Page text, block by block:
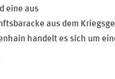
eine aus
aus dem
handelt es sich um